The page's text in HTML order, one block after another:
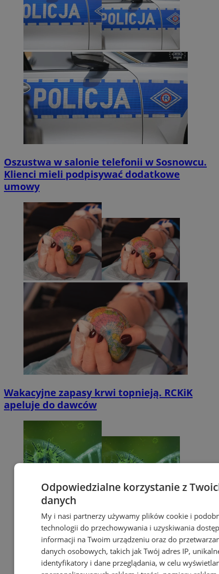
Oszustwa w salonie telefonii w Sosnowcu.
Klienci mieli podpisywać dodatkowe
umowy
Wakacyjne zapasy krwi topnieją. RCKiK
apeluje do dawców
Odpowiedzialne korzystanie z
danych
My i nasi partnerzy używamy plików cookie i
technologii do przechowywania i uzyskiwania
informacji na Twoim urządzeniu oraz do
danych osobowych, takich jak Twój adres IP,
identyfikatory i dane przeglądania, w celu